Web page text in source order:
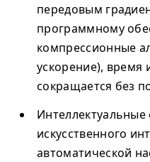
передовым
программному
компрессионные
ускорение), время
сокращается без
искусственного
автоматической